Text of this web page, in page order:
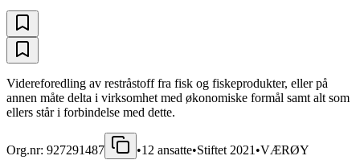
Videreforedling av restråstoff fra fisk og fiskeprodukter, eller på
annen måte delta i virksomhet med økonomiske formål samt alt som
ellers står i forbindelse med dette.
Org.nr: 927291487 •12 ansatte•Stiftet 2021 •VÆRØY